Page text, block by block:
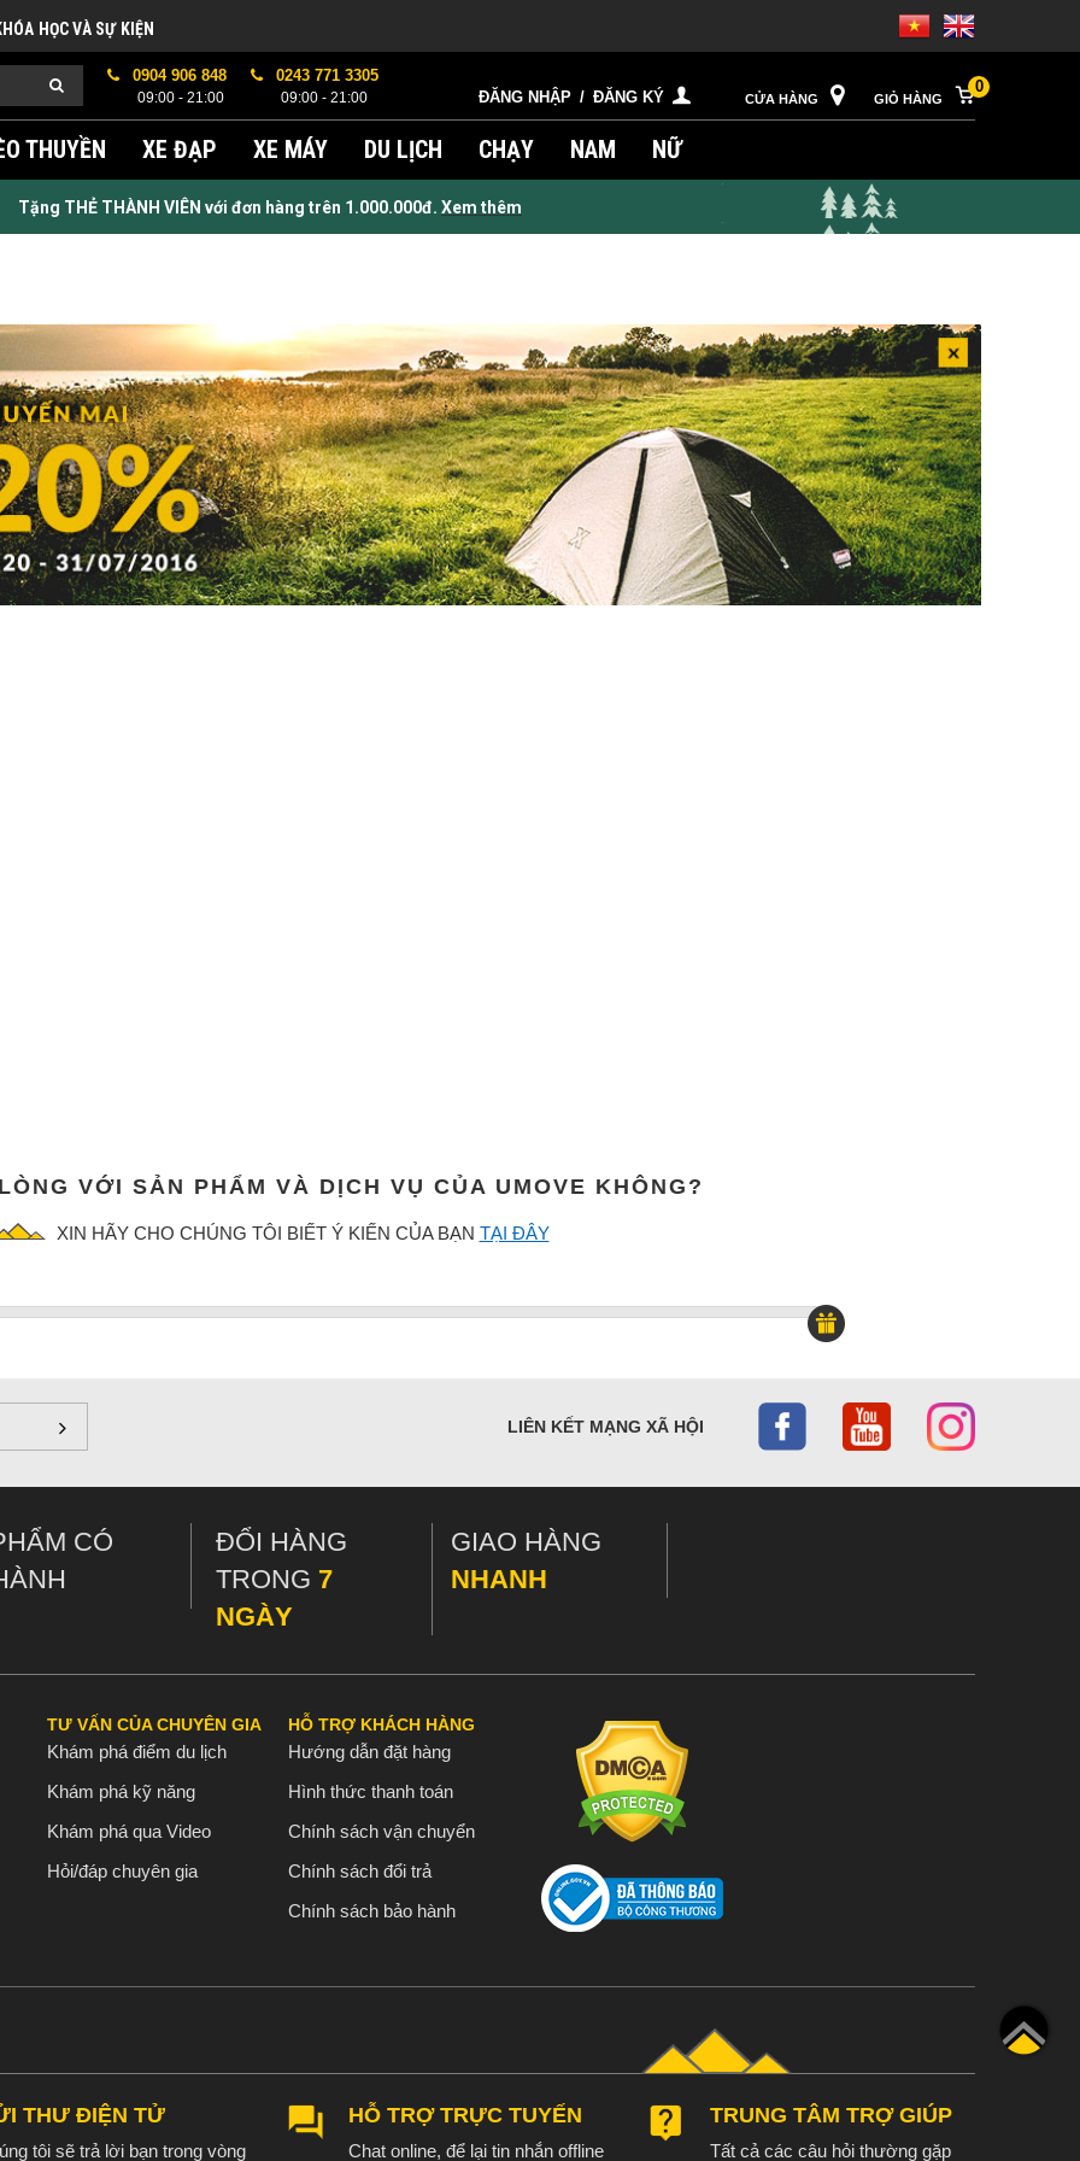
HỌC VÀ SỰ KIỆN
0904 906 848
09:00 - 21:00
0243 771 3305
09:00 - 21:00 ĐĂNG NHẬP / ĐĂNG KÝ CỬA HÀNG GIỎ HÀNG
0
THUYỀN XE ĐẠP XE MÁY DU LỊCH CHẠY NAM NỮ
Tặng THẺ THÀNH VIÊN với đơn hàng trên 1.000.000đ. Xem thêm
VỚI SẢN PHẨM VÀ DỊCH VỤ CỦA UMOVE KHÔNG?
XIN HÃY CHO CHÚNG TÔI BIẾT Ý KIẾN CỦA BẠN TẠI ĐÂY
LIÊN KẾT MẠNG XÃ HỘI
CÓ
ĐỔI HÀNG
TRONG 7
NGÀY
GIAO HÀNG
NHANH
TƯ VẤN CỦA CHUYÊN GIA
Khám phá điểm du lịch
Khám phá kỹ năng
Khám phá qua Video
Hỏi/đáp chuyên gia
HỖ TRỢ KHÁCH HÀNG
Hướng dẫn đặt hàng
Hình thức thanh toán
Chính sách vận chuyển
Chính sách đổi trả
Chính sách bảo hành
THƯ ĐIỆN TỬ
tôi sẽ trả lời bạn trong vòng
HỖ TRỢ TRỰC TUYẾN
Chat online, để lại tin nhắn offline
TRUNG TÂM TRỢ GIÚP
Tất cả các câu hỏi thường gặp